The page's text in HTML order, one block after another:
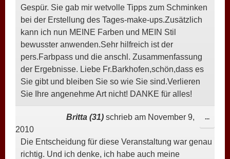
Gespür. Sie gab mir wetvolle Tipps zum Schminken
bei der Erstellung des Tages-make-ups.Zusätzlich
kann ich nun MEINE Farben und MEIN Stil
bewusster anwenden.Sehr hilfreich ist der
pers.Farbpass und die anschl. Zusammenfassung
der Ergebnisse. Liebe Fr.Barkhofen,schön,dass es
Sie gibt und bleiben Sie so wie Sie sind.Verlieren
Sie Ihre angenehme Art nicht! DANKE für alles!
Britta (31) schrieb am November 9,
2010
Die Entscheidung für diese Veranstaltung war genau
richtig. Und ich denke, ich habe auch meine
...DIESE
EIN-/